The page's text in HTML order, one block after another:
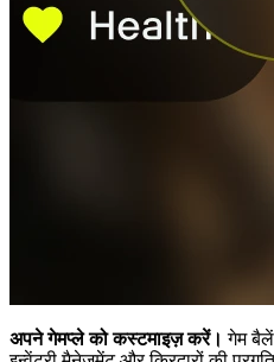
अपने गेमप्ले को कस्टमाइज़ करें। गेम